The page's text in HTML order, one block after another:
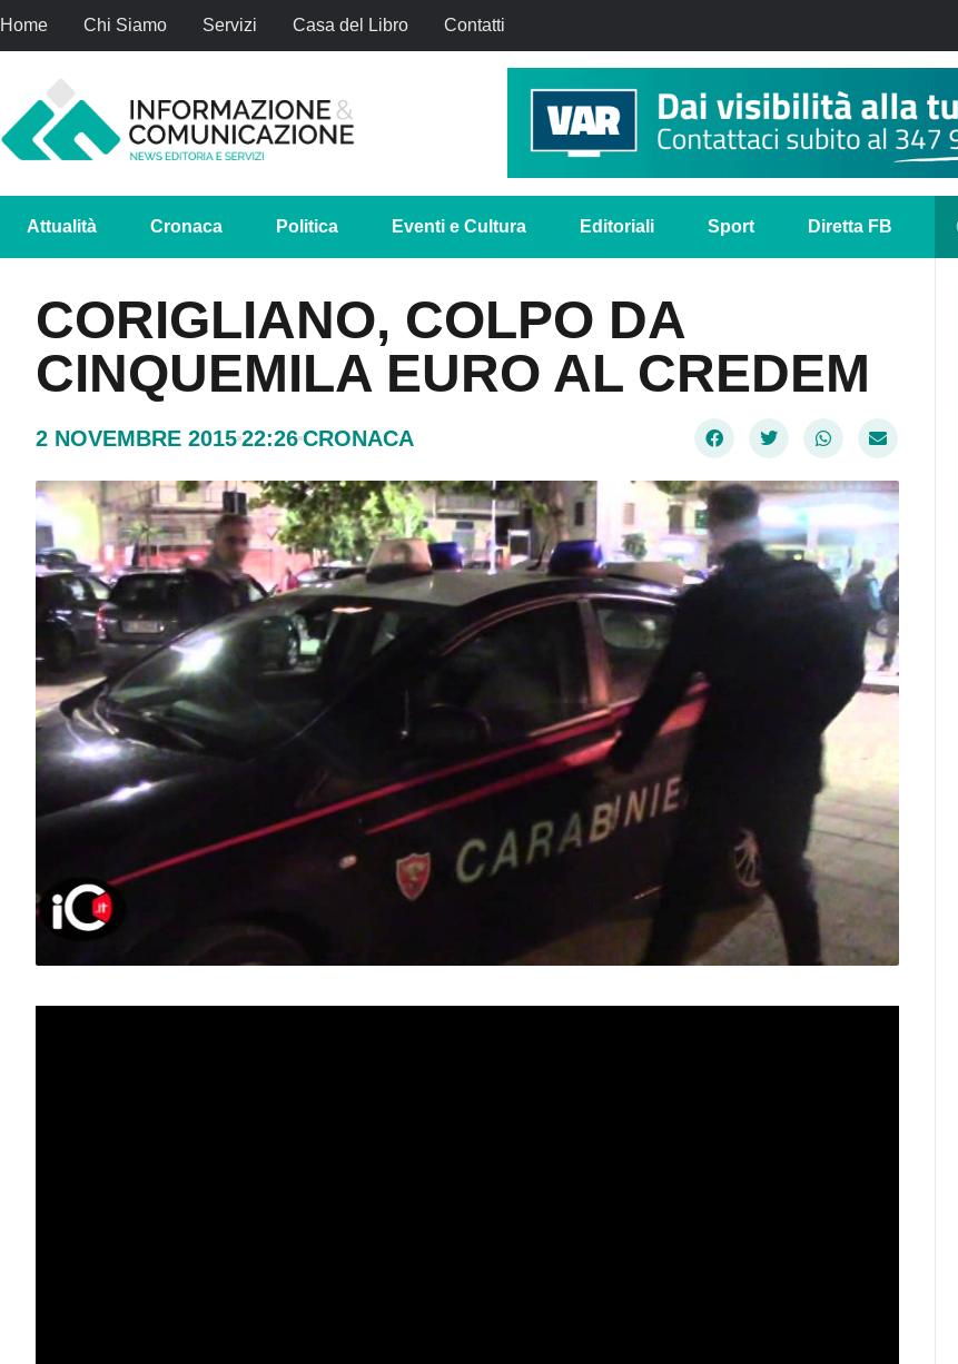
Home Chi Siamo Servizi Casa del Libro Contatti
Attualità Cronaca Politica Eventi e Cultura Editoriali Sport Diretta FB
CORIGLIANO, COLPO DA
CINQUEMILA EURO AL CREDEM
2 NOVEMBRE 201522:26CRONACA